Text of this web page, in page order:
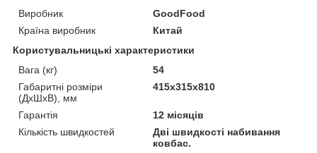
Виробник
GoodFood
Країна виробник
Китай
Користувальницькі характеристики
Вага (кг)
54
Габаритні розміри
(ДхШхВ), мм
415х315х810
Гарантія
12 місяців
Кількість швидкостей
Дві швидкості набивання
ковбас.